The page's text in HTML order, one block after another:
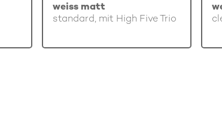
weiss matt
standard, mit High Five Trio